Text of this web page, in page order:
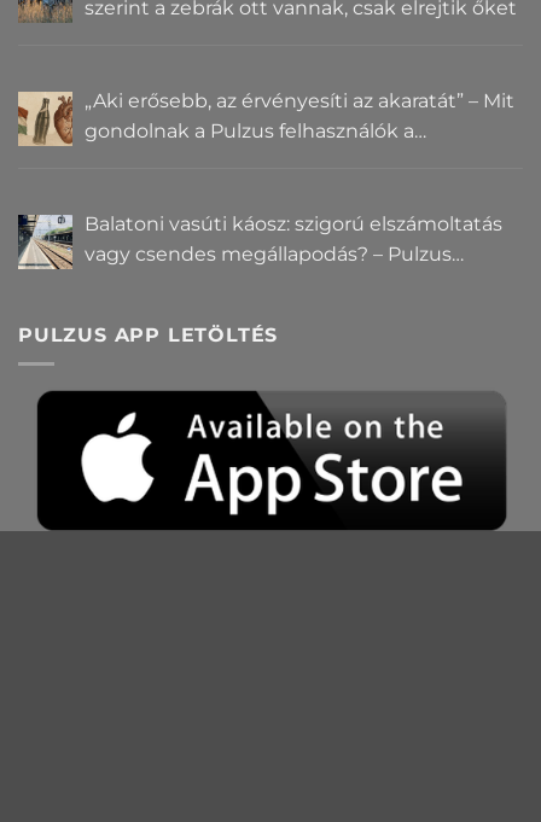
szerint a zebrák ott vannak, csak elrejtik őket
„Aki erősebb, az érvényesíti az akaratát” – Mit
gondolnak a Pulzus felhasználók a
Balatoni vasúti káosz: szigorú elszámoltatás
vagy csendes megállapodás? – Pulzus
PULZUS APP LETÖLTÉS